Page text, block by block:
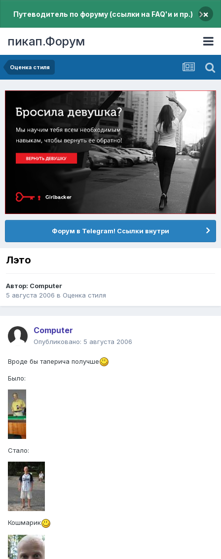
Путеводитель по форуму (ссылки на FAQ'и и пр.) ×
пикап.Форум
Оценка стиля
Форум в Telegram! Ссылки внутри
Лэто
Автор: Computer
5 августа 2006 в Оценка стиля
Computer
Опубликовано: 5 августа 2006
Вроде бы таперича получше
Было:
Стало:
Кошмарик